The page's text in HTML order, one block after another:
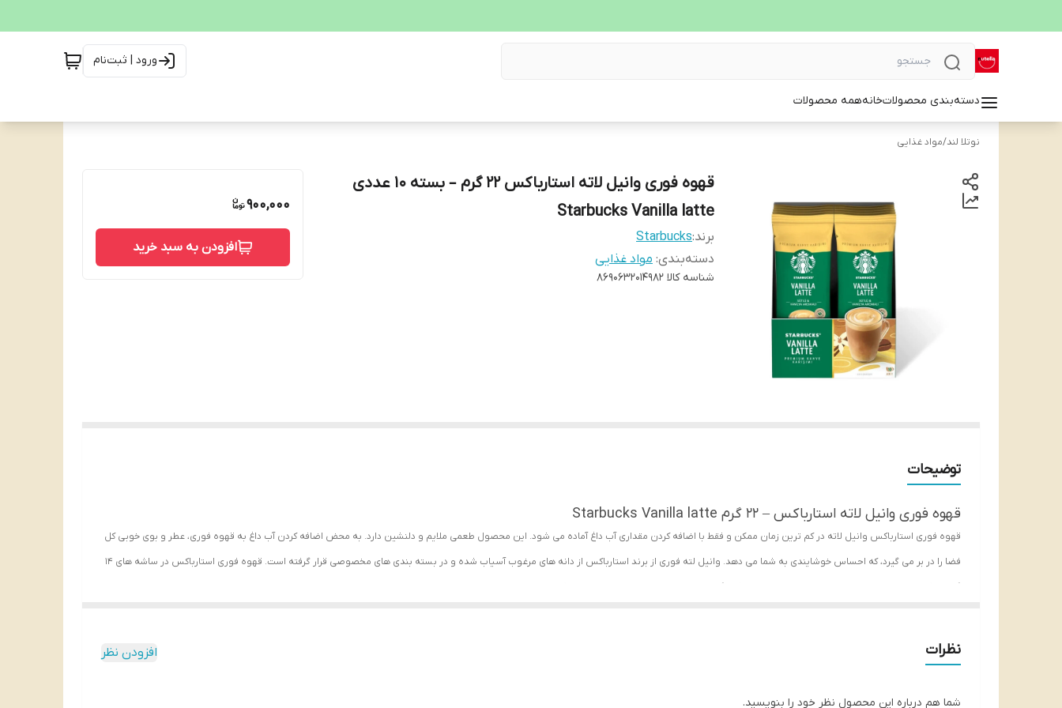
ورود | ثبت‌نام
دسته‌بندی محصولاتخانههمه محصولات
نوتلا لند/مواد غذایی
قهوه فوری وانیل لاته استارباکس 22 گرم – بسته 10 عددی
Starbucks Vanilla latte
برند:Starbucks
دسته‌بندی: مواد غذایی
شناسه کالا 8690632014982
900,000
افزودن به سبد خرید
توضیحات
قهوه فوری وانیل لاته استارباکس – 22 گرم Starbucks Vanilla latte
قهوه فوری استارباکس وانیل لاته در کم ترین زمان ممکن و فقط با اضافه کردن مقداری آب داغ آماده می شود. این محصول طعمی ملایم و دلنشین دارد. به محض اضافه کردن آب داغ به قهوه فوری، عطر و بوی خوبی کل
فضا را در بر می گیرد، که احساس خوشایندی به شما می دهد. وانیل لته فوری از برند استارباکس از دانه های مرغوب آسیاب شده و در بسته بندی های مخصوصی قرار گرفته است. قهوه فوری استارباکس در ساشه های 14
گرمی، یکی از نوشیدنی های خوشمزه و لذیذ برای مصرف کنندگان قهوه فوری محسوب می‌شود. صادر کننده مجوز این محصول سازمان غذا و دارو می باشد. این قهوه طعم استثنایی دارد و تقریبا مورد پسند همه ذائقه ها
دلیل طعم خاص و ملایمی که به همراه دارد، مورد رضایت همه مصرف کننده ها است. قهوه فوری استارباکس وانیل لته را به راحتی در کابینت های آشپزخانه تان قرار دهید و از خوردن آن لذت ببرید.
نظرات افزودن نظر
شما هم درباره این محصول نظر خود را بنویسید.